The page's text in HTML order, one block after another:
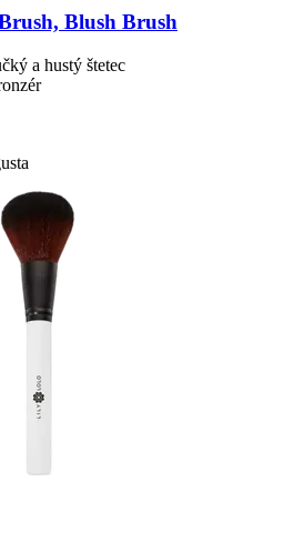
Blush Brush
a hustý štetec